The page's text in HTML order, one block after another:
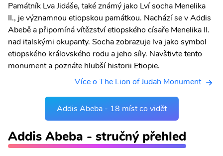
Památník Lva Jidáše, také známý jako Lví socha Menelika
II., je významnou etiopskou památkou. Nachází se v Addis
Abebě a připomíná vítězství etiopského císaře Menelika II.
nad italskými okupanty. Socha zobrazuje lva jako symbol
etiopského královského rodu a jeho síly. Navštivte tento
monument a poznáte hlubší historii Etiopie.
Více o The Lion of Judah Monument
Addis Abeba - 18 míst co vidět
Addis Abeba - stručný přehled